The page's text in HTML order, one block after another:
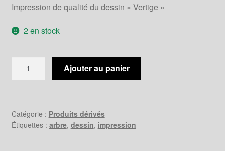
Impression de qualité du dessin « Vertige »
2 en stock
Impression
-
Ajouter au panier
Catégorie : Produits dérivés
Étiquettes : arbre, dessin, impression